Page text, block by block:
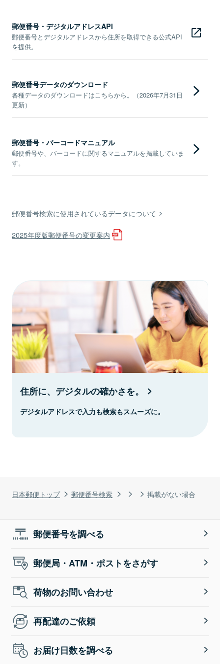
日本郵便トップ 郵便番号検索 掲載がない場合
郵便番号・デジタルアドレスAPI
郵便番号とデジタルアドレスから住所を取得できる公式API
を提供。
郵便番号データのダウンロード
各種データのダウンロードはこちらから。（2026年7月31日
更新）
郵便番号・バーコードマニュアル
郵便番号や、バーコードに関するマニュアルを掲載していま
す。
郵便番号検索に使用されているデータについて
2025年度版郵便番号の変更案内
住所に、デジタルの確かさを。
デジタルアドレスで入力も検索もスムーズに。
郵便番号を調べる
郵便局・ATM・ポストをさがす
荷物のお問い合わせ
再配達のご依頼
お届け日数を調べる